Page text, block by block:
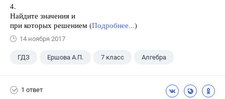
4.
Найдите значения и
при которых решением (Подробнее...)
14 ноября 2017
ГДЗ Ершова А.П. 7 класс Алгебра
1 ответ